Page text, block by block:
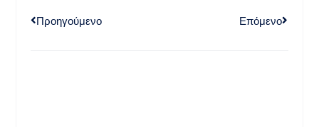
Προηγούμενο Επόμενο